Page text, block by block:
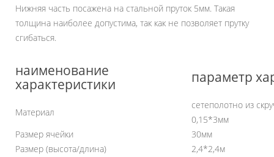
Нижняя часть посажена на стальной пруток 5мм. Такая
толщина наиболее допустима, так как не позволяет прутку
сгибаться.
наименование
характеристики
параметр
Материал
сетеполотно из
0,15*3мм
Размер ячейки
30мм
Размер (высота/длина)
2,4*2,4м